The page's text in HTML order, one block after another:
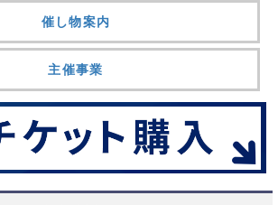
催し物案内
主催事業